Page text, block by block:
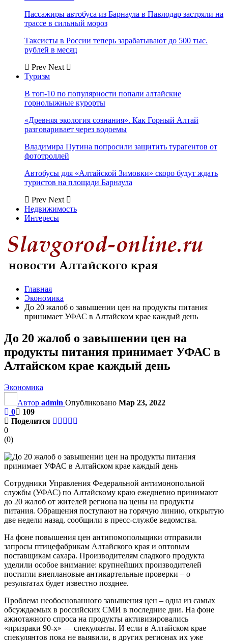
Пассажиры автобуса из Барнаула в Павлодар застряли на
трассе в сильный мороз
Таксисты в России теперь зарабатывают до 500 тыс.
рублей в месяц
Prev Next
Туризм
В топ-10 по популярности попали алтайские
горнолыжные курорты
«Древняя экология сознания». Как Горный Алтай
разговаривает через водоемы
Владимира Путина попросили защитить турагентов от
фототроллей
Автобусы для «Алтайской Зимовки» скоро будут ждать
туристов на площади Барнаула
Prev Next
Недвижимость
Интересы
Главная
Экономика
До 20 жалоб о завышении цен на продукты питания
принимает УФАС в Алтайском крае каждый день
До 20 жалоб о завышении цен на
продукты питания принимает УФАС в
Алтайском крае каждый день
Экономика
Автор admin Опубликовано Мар 23, 2022
0
109
Поделится
0
(0)
Сотрудники Управления Федеральной антимонопольной
службы (УФАС) по Алтайскому краю ежедневно принимают
до 20 жалоб от жителей региона на цены на продукты
питания. Обращения поступают на горячую линию, открытую
две недели назад, сообщили в пресс-службе ведомства.
На фоне повышения цен антипомопольщики отправили
запросы птицефабрикам Алтайского края и оптовым
поставщикам сахара. Производителям сладкого продукта
уделили особое внимание: крупнейших производителей
постигли внеплановые антикартельные проверки – о
результатах будет известно позднее.
Проблема необоснованного завышения цен – одна из самых
обсуждаемых в российских СМИ в последние дни. На фоне
ажиотажного спроса на продукты активизировались
«призраки 90-х» — спекулянты. И если в Алтайском крае
спекулянтов пока не выявили, в других регионах их уже